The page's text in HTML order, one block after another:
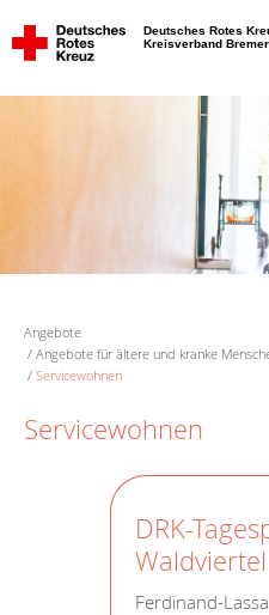
Deutsches Rotes
Kreisverband
Angebote
Angebote für ältere und kranke
Servicewohnen
Servicewohnen
DRK-
Waldviertel
Ferdinand-